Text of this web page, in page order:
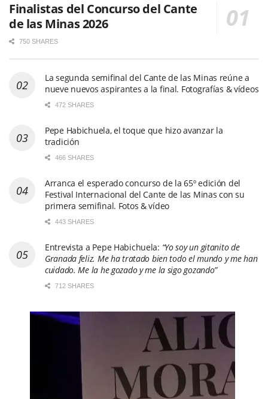
Finalistas del Concurso del Cante
de las Minas 2026
750 SHARES
La segunda semifinal del Cante de las Minas reúne a
nueve nuevos aspirantes a la final. Fotografías & vídeos
472 SHARES
Pepe Habichuela, el toque que hizo avanzar la
tradición
466 SHARES
Arranca el esperado concurso de la 65º edición del
Festival Internacional del Cante de las Minas con su
primera semifinal. Fotos & vídeo
443 SHARES
Entrevista a Pepe Habichuela: “Yo soy un gitanito de
Granada feliz. Me ha tratado bien todo el mundo y me han
cuidado. Me la he gozado y me la sigo gozando”
712 SHARES